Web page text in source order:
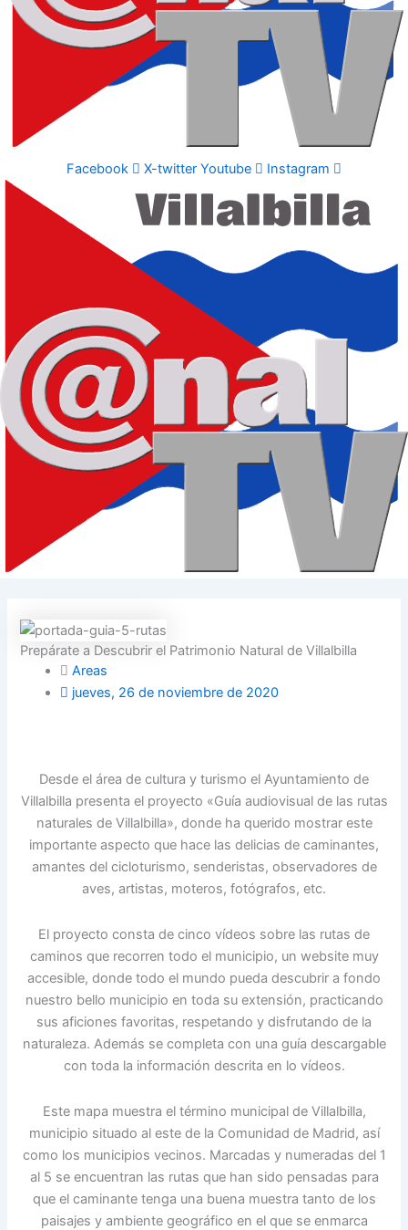
Facebook X-twitter Youtube Instagram
Prepárate a Descubrir el Patrimonio Natural de Villalbilla
Areas
jueves, 26 de noviembre de 2020
Desde el área de cultura y turismo el Ayuntamiento de
Villalbilla presenta el proyecto «Guía audiovisual de las rutas
naturales de Villalbilla», donde ha querido mostrar este
importante aspecto que hace las delicias de caminantes,
amantes del cicloturismo, senderistas, observadores de
aves, artistas, moteros, fotógrafos, etc.
El proyecto consta de cinco vídeos sobre las rutas de
caminos que recorren todo el municipio, un website muy
accesible, donde todo el mundo pueda descubrir a fondo
nuestro bello municipio en toda su extensión, practicando
sus aficiones favoritas, respetando y disfrutando de la
naturaleza. Además se completa con una guía descargable
con toda la información descrita en lo vídeos.
Este mapa muestra el término municipal de Villalbilla,
municipio situado al este de la Comunidad de Madrid, así
como los municipios vecinos. Marcadas y numeradas del 1
al 5 se encuentran las rutas que han sido pensadas para
que el caminante tenga una buena muestra tanto de los
paisajes y ambiente geográfico en el que se enmarca